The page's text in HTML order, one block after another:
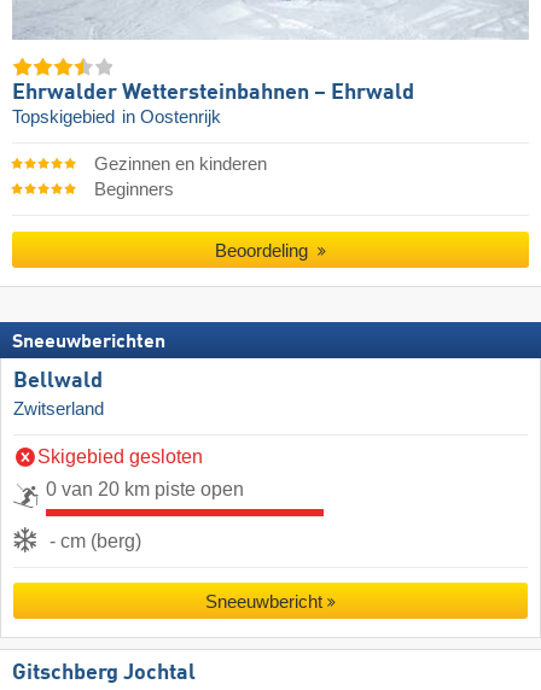
Ehrwalder Wettersteinbahnen – Ehrwald
Topskigebied in Oostenrijk
Gezinnen en kinderen
Beginners
Beoordeling
Sneeuwberichten
Bellwald
Zwitserland
Skigebied gesloten
0 van 20 km piste open
- cm (berg)
Sneeuwbericht
Gitschberg Jochtal